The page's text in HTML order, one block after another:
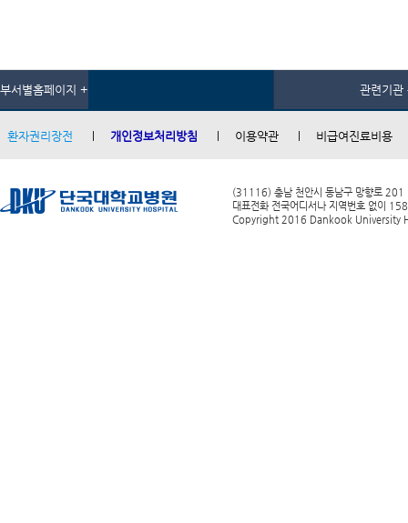
부서별홈페이지 + 관련기관
환자권리장전 개인정보처리방침 이용약관 비급여진료비용
(31116) 충남 천안시 동남구 망향로 201
대표전화 전국어디서나 지역번호 없이
Copyright 2016 Dankook University